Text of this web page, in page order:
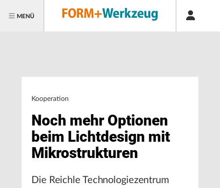
MENÜ
Kooperation
Noch mehr Optionen
beim Lichtdesign mit
Mikrostrukturen
Die Reichle Technologiezentrum